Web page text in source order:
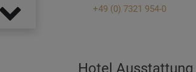
+49 (0) 7321 954-0
Hotel Ausstattung